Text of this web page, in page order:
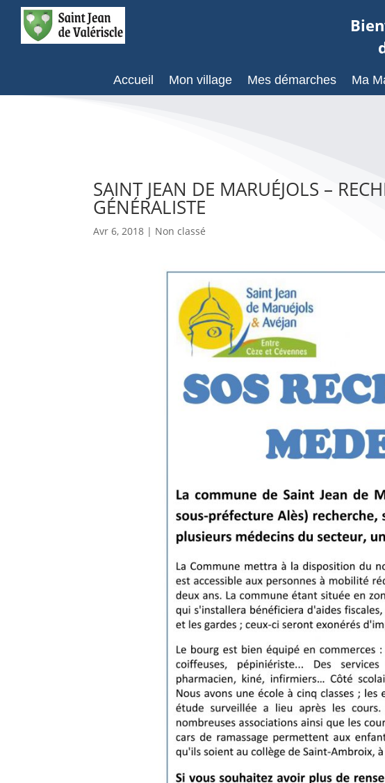
Accueil Mon village Mes démarches Ma
SAINT JEAN DE MARUÉJOLS –
GÉNÉRALISTE
Avr 6, 2018 | Non classé